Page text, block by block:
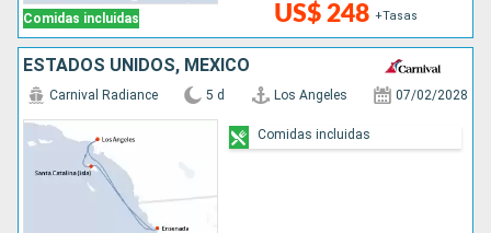
Comidas incluidas US$ 248 +Tasas
ESTADOS UNIDOS, MÉXICO
Carnival Radiance 5 d Los Angeles 07/02/2028
Comidas incluidas